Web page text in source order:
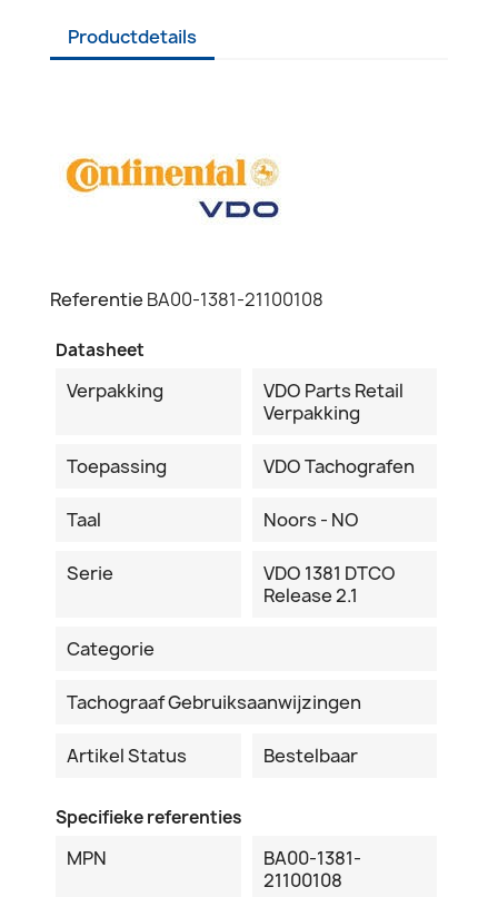
Productdetails
Referentie BA00-1381-21100108
Datasheet
Verpakking
VDO Parts Retail
Verpakking
Toepassing VDO Tachografen
Taal Noors - NO
Serie
VDO 1381 DTCO
Release 2.1
Categorie
Tachograaf Gebruiksaanwijzingen
Artikel Status Bestelbaar
Specifieke referenties
MPN
BA00-1381-
21100108